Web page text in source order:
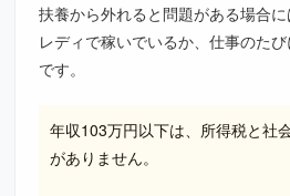
扶養から外れると問題がある場合
レディで稼いでいるか、仕事のた
です。
年収103万円以下は、所得税と社
がありません。